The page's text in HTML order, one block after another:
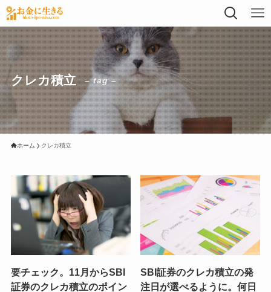
クレカ積立 – tag –
ホーム クレカ積立
要チェック。11月からSBI
証券のクレカ積立のポイン
SBI証券のクレカ積立の発
注日が選べるように。何日